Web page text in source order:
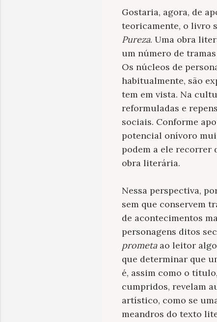
Gostaria, agora, de
teoricamente, o livro
Pureza. Uma obra
um número de
Os núcleos de
habitualmente, são
tem em vista. Na
reformuladas e
sociais. Conforme
potencial onívoro
podem a ele recorrer
obra literária.
Nessa perspectiva,
sem que conservem
de acontecimentos
personagens ditos
prometaao leitor algo
que determinar que
é, assim como o
cumpridos, revelam
artístico, como se
meandros do texto